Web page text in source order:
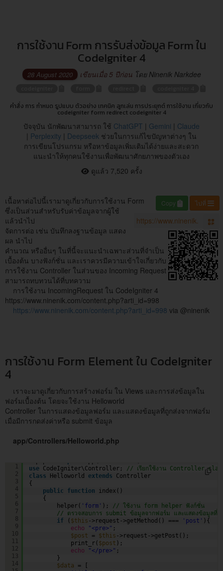
การใช้งาน Form การรับส่งข้อมูล Form ใน
CodeIgniter 4
28 August 2020 เขียนเมื่อ 5 ปีก่อนโดย Ninenik Narkdee
คำสั่ง การ กำหนด รูปแบบ ตัวอย่าง เทคนิค ลูกเล่น การประยุกต์ การใช้งาน เกี่ยวกับ
codeigniter form redirect codeigniter 4
ปัจจุบัน นักพัฒนาสามารถ ใช้ ChatGPT | Gemini | Claude
| Perplexity | Deepseekช่วยในการแก้ไขปัญหาต่างๆ ใน
การเขียนโปรแกรม หรือหาข้อมูลเพิ่มเติมได้ง่ายและสะดวก
แนะนำให้ทุกคนใช้งานเพื่อพัฒนาศักยภาพของตัวเอง
ดูแล้ว 7,520 ครั้ง
ไปที่
Copy
เนื้อหาต่อไปนี้เรามาดูเกี่ยวกับการใช้งาน Form
ซึ่งเป็นส่วนสำหรับรับค่าข้อมูลจากผู้ใช้
แล้วนำไป
จัดการต่อ เช่น บันทึกลงฐานข้อมูล แสดง
ผล นำไป
คำนวณ หรืออื่นๆ ในที่นี้จะแนะนำเฉพาะส่วนที่จำเป็น
เบื้องต้น บางฟังก์ชั่น และเราควรมีความเข้าใจเกี่ยวกับ
การใช้งาน Controller ในส่วนของ Incoming Request
สามารถทบทวนได้ที่บทความ
การใช้งาน IncomingRequest ใน CodeIgniter 4
https://www.ninenik.com/content.php?arti_id=998
https://www.ninenik.com/content.php?arti_id=998 via @ninenik
การใช้งาน Form Element ใน CodeIgniter
4
เราจะมาดูเกี่ยวกับการสร้างฟอร์ม ใน Views และการส่งข้อมูลใน
ฟอร์มเบื้องต้น โดยจะใช้งาน Helloworld
Controller ในการแสดงข้อมูลฟอร์ม และแสดงข้อมูลที่ถูกส่งจากฟอร์ม
เมื่อมีการกดส่งค่าหรือ submit ข้อมูล
app/Controllers/Helloworld.php
1
2
3
4
5
6
7
8
9
10
11
12
13
14
use CodeIgniter\Controller; // เรียกใช้งาน Controller
class
Helloworld extends
Controller
{
public
function
index()
{
helper(
'form' ); // ใช้งาน form helper ฟังก์ชั่น
// ตรวจสอบการ submit ข้อมูลจากฟอร์ม และแสดงข้อมูลที่ถูก
if
$this ->request->getMethod() === 'post' ){
echo
"<pre>" ;
$post = $this ->request->getPost();
print_r( $post );
echo
"</pre>" ;
}
$data = [